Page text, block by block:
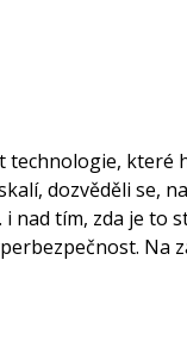
technologie, které
dozvěděli se,
nad tím, zda je to
Na